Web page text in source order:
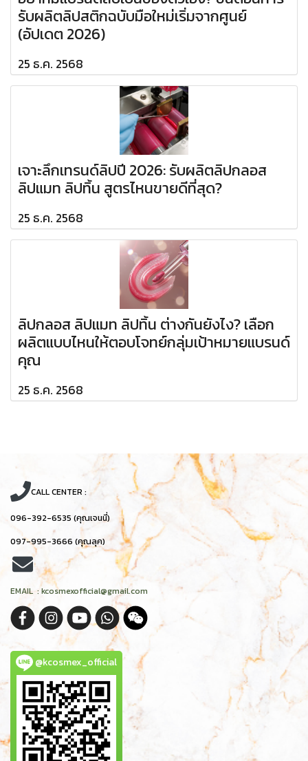
รับผลิตลิปสติกฉบับมือใหม่เริ่มจากศูนย์
(อัปเดต 2026)
25 ธ.ค. 2568
เจาะลึกเทรนด์ลิปปี 2026: รับผลิตลิปกลอส
ลิปแมท ลิปทิ้น สูตรไหนขายดีที่สุด?
25 ธ.ค. 2568
ลิปกลอส ลิปแมท ลิปทิ้น ต่างกันยังไง? เลือก
ผลิตแบบไหนให้ตอบโจทย์กลุ่มเป้าหมายแบรนด์
คุณ
25 ธ.ค. 2568
CALL CENTER :
096-392-6535 (คุณเจนนี่)
097-995-3666 (คุณลุค)
EMAIL : kcosmexofficial@gmail.com
@kcosmex_official